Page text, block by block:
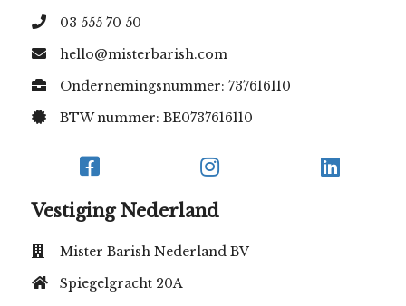
03 555 70 50
hello@misterbarish.com
Ondernemingsnummer: 737616110
BTW nummer: BE0737616110
Vestiging Nederland
Mister Barish Nederland BV
Spiegelgracht 20A